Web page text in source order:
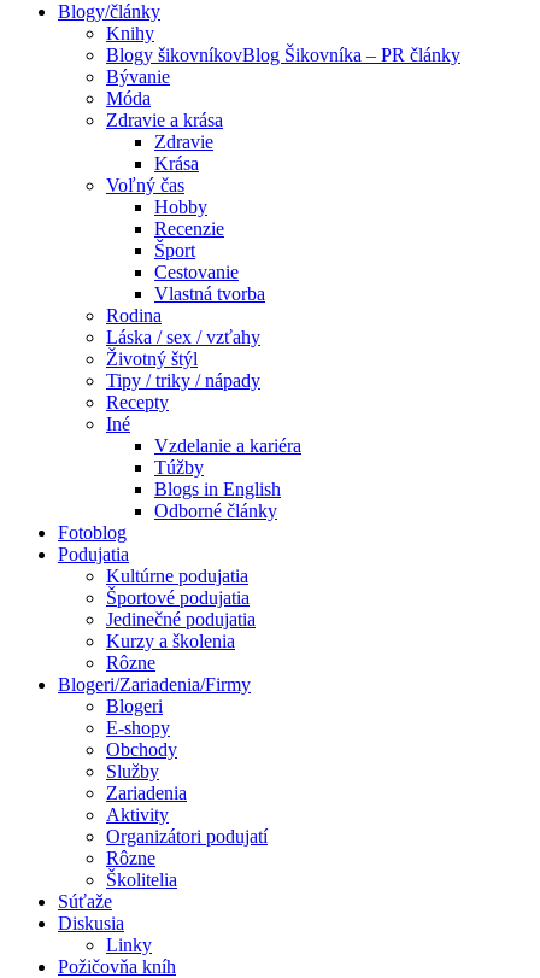
Blogy/články
Knihy
Blogy šikovníkovBlog Šikovníka – PR články
Bývanie
Móda
Zdravie a krása
Zdravie
Krása
Voľný čas
Hobby
Recenzie
Šport
Cestovanie
Vlastná tvorba
Rodina
Láska / sex / vzťahy
Životný štýl
Tipy / triky / nápady
Recepty
Iné
Vzdelanie a kariéra
Túžby
Blogs in English
Odborné články
Fotoblog
Podujatia
Kultúrne podujatia
Športové podujatia
Jedinečné podujatia
Kurzy a školenia
Rôzne
Blogeri/Zariadenia/Firmy
Blogeri
E-shopy
Obchody
Služby
Zariadenia
Aktivity
Organizátori podujatí
Rôzne
Školitelia
Súťaže
Diskusia
Linky
Požičovňa kníh